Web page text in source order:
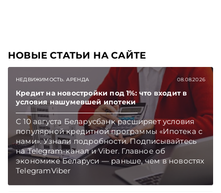
НОВЫЕ СТАТЬИ НА САЙТЕ
НЕДВИЖИМОСТЬ. АРЕНДА 08.08.2026
Кредит на новостройки под 1%: что входит в
условия нашумевшей ипотеки
С 10 августа Беларусбанк расширяет условия
популярной кредитной программы «Ипотека с
нами». Узнали подробности. Подписывайтесь
на Telegram‑канал и Viber. Главное об
экономике Беларуси — раньше, чем в новостях
TelegramViber